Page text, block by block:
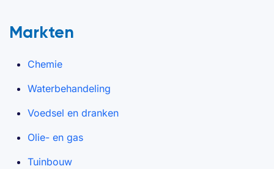
Markten
Chemie
Waterbehandeling
Voedsel en dranken
Olie- en gas
Tuinbouw